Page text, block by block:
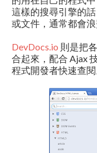
這樣的搜尋引擎的
或文件，通常都會浪
DevDocs.io 則是把
合起來，配合 Ajax
程式開發者快速查閱